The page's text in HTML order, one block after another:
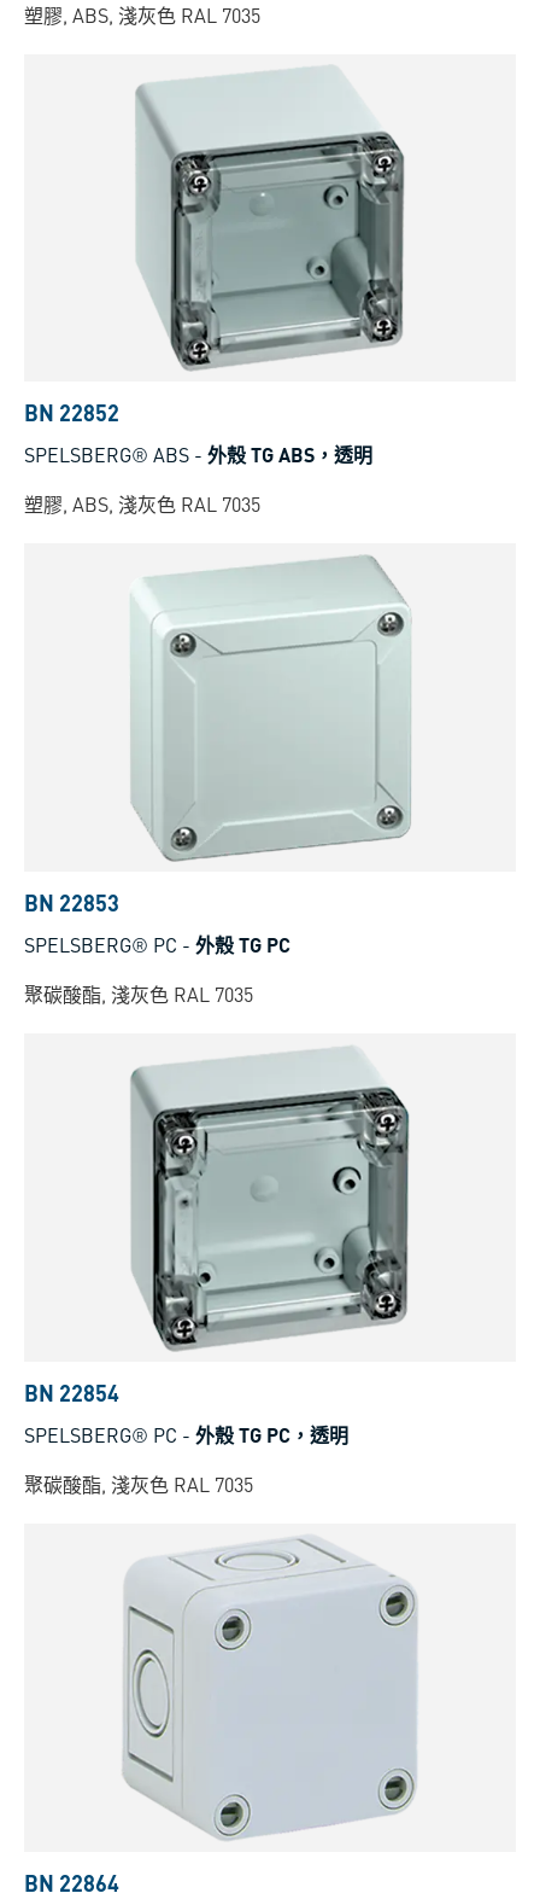
塑膠, ABS, 淺灰色 RAL 7035
BN 22852
SPELSBERG® ABS - 外殼 TG ABS，透明
塑膠, ABS, 淺灰色 RAL 7035
BN 22853
SPELSBERG® PC - 外殼 TG PC
聚碳酸酯, 淺灰色 RAL 7035
BN 22854
SPELSBERG® PC - 外殼 TG PC，透明
聚碳酸酯, 淺灰色 RAL 7035
BN 22864